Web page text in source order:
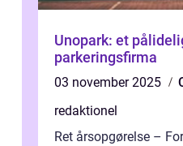
Unopark: et
parkeringsfirma
03 november 2025
redaktionel
Ret årsopgørelse –